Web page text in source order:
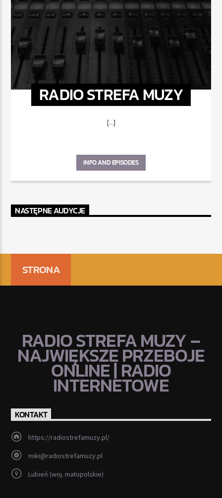
RADIO STREFA MUZY
[...]
INFO AND EPISODES
NASTĘPNE AUDYCJE
STRONA
RADIO STREFA MUZY –
NAJWIĘKSZE PRZEBOJE
ONLINE | RADIO
INTERNETOWE
KONTAKT
https://radiostrefamuzy.pl/
miki@radiostrefamuzy.pl
Lubień (woj. małopolskie)